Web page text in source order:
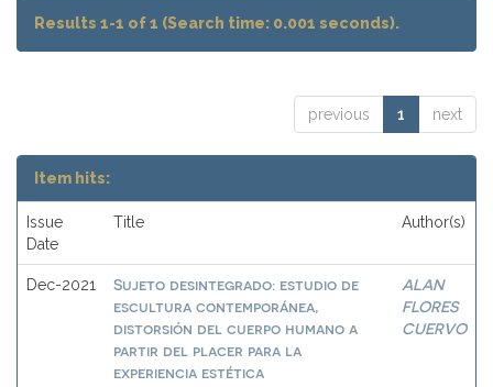
Results 1-1 of 1 (Search time: 0.001 seconds).
previous 1 next
Item hits:
Issue
Date
Title Author(s)
Dec-2021
Sujeto desintegrado: estudio de
escultura contemporánea,
distorsión del cuerpo humano a
partir del placer para la
experiencia estética
ALAN
FLORES
CUERVO